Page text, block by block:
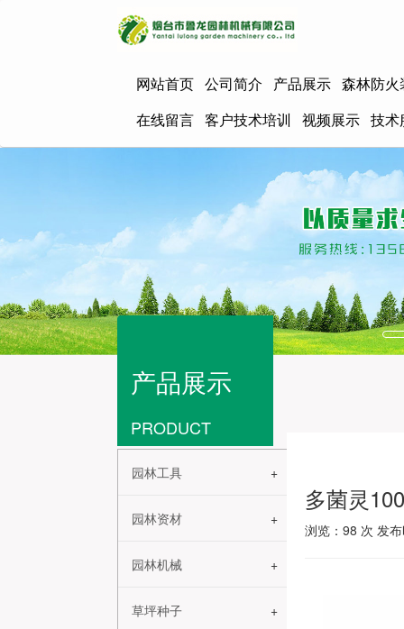
网站首页 公司简介 产品展示 森林防火
在线留言 客户技术培训 视频展示 技术
产品展示
PRODUCT
园林工具
园林资材
园林机械
草坪种子
多菌灵
浏览： 98 次 发